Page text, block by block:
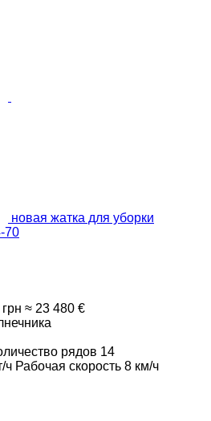
новая жатка для уборки
70
≈ 23 480 €
рядов 14
ч Рабочая скорость 8 км/ч